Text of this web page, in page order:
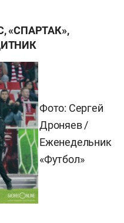
«СПАРТАК»,
Фото: Сергей
Дроняев /
Еженедельник
«Футбол»